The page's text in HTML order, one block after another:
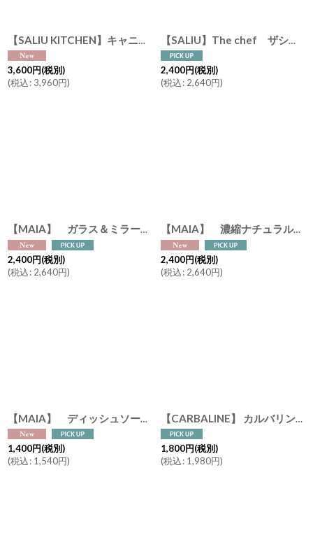
【SALIU KITCHEN】キャニスター SK00 マットな質感 日本製 磁器 シンプル （SUGAR SALT TEA COFFEE）ホワイト グレイ サリウキッチン
3,600円(税別)
(税込: 3,960円)
【SALIU】The chef ザシェフ ベイクパン ミニ 本体＋蓋 日本製 耐熱陶器 耐熱性能400℃ クッキングプレート 簡単料理 魚焼きグリル オーブン レンジ トースター
2,400円(税別)
(税込: 2,640円)
【MAIA】 ガラス＆ミラークリーナー ホワイトフラワーの香り 500ml ｜ 窓・鏡用洗剤 拭き跡ゼロ 植物由来成分 マイア フランス製
2,400円(税別)
(税込: 2,640円)
【MAIA】 濃縮ナチュラルマルチクリーナー ベルガモット 500ml スプレーボトル｜ 住宅用洗剤 万能クリーナー 植物由来成分 マイア フランス製
2,400円(税別)
(税込: 2,640円)
【MAIA】 ディッシュソープ ベビー＆敏感肌用 500ml コットンフラワーの香り｜97.8％天然由来成分 哺乳瓶洗い 食器用洗剤 アレルゲンフリー ホワイトビネガー配合 マイア フランス製
1,400円(税別)
(税込: 1,540円)
【CARBALINE】 カルバリン リフレッシュ ハンドジェル １２５ml アルコール70％ 保湿成分配合
1,800円(税別)
(税込: 1,980円)